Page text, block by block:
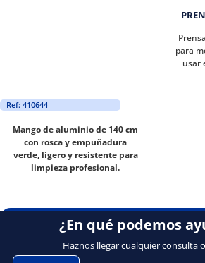
Ref: 410644
Mango de aluminio de 140 cm
con rosca y empuñadura
verde, ligero y resistente para
limpieza profesional.
para
usar
¿En qué podemos
Haznos llegar cualquier consulta